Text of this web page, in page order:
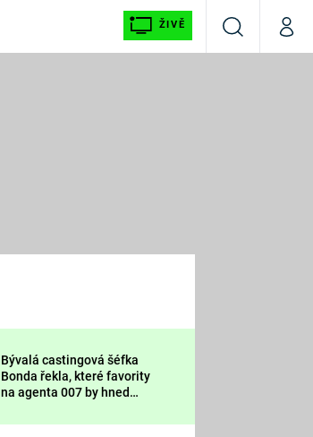
ŽIVĚ
VyhledáváníMůj
Prima LAJK
Sledujte nás
Bývalá castingová šéfka
Bonda řekla, které favority
na agenta 007 by hned